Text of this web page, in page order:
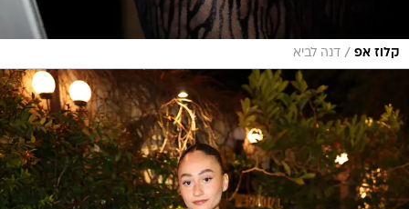
קלוז אפ / דנה לביא